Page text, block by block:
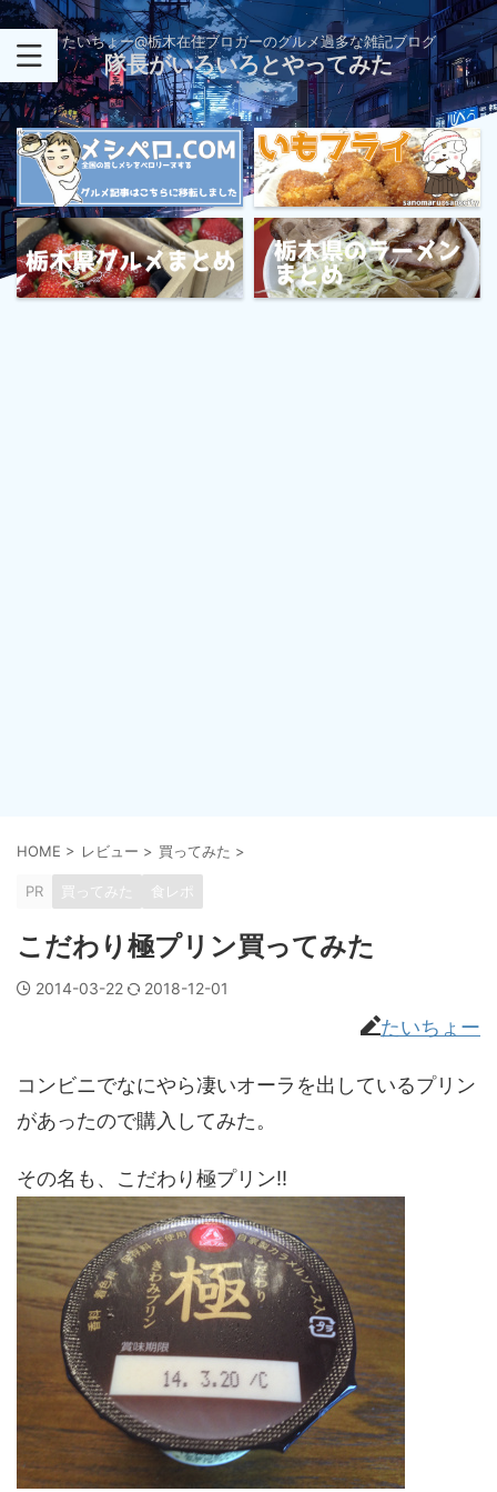
たいちょー@栃木在住ブロガーのグルメ過多な雑記ブログ
隊長がいろいろとやってみた
HOME > レビュー > 買ってみた >
PR 買ってみた 食レポ
こだわり極プリン買ってみた
2014-03-22 2018-12-01
たいちょー
コンビニでなにやら凄いオーラを出しているプリン
があったので購入してみた。
その名も、こだわり極プリン!!